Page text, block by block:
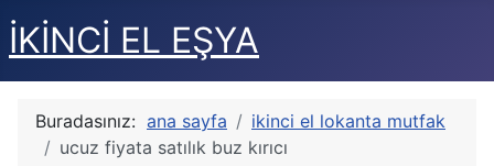
İKİNCİ EL EŞYA
Buradasınız: ana sayfa
ikinci el lokanta mutfak
ucuz fiyata satılık buz kırıcı